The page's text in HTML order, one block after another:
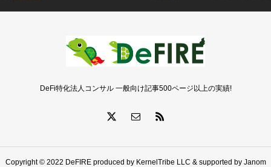
DeFi特化法人コンサル 一般向け記事500ページ以上の実績!
Copyright © 2022 DeFIRE produced by KernelTribe LLC & supported by Janom